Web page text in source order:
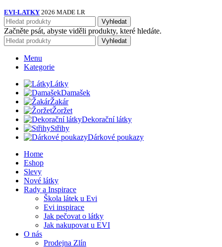
EVI-LATKY 2026 MADE LR
Vyhledat
Začněte psát, abyste viděli produkty, které hledáte.
Vyhledat
Menu
Kategorie
Látky
Damašek
Žakár
Žoržet
Dekorační látky
Střihy
Dárkové poukazy
Home
Eshop
Slevy
Nové látky
Rady a Inspirace
Škola látek u Evi
Evi inspirace
Jak pečovat o látky
Jak nakupovat u EVI
O nás
Prodejna Zlín